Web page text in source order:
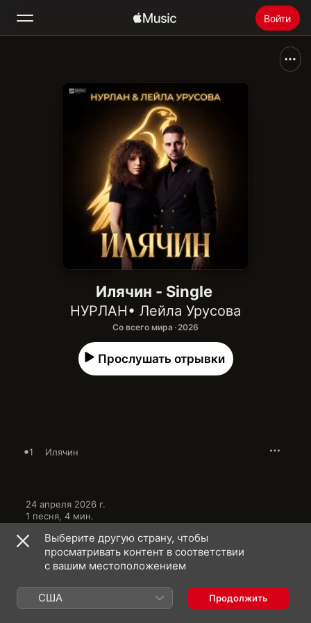
Войти
Главная
Установить Apple Music
Илячин - Single
НУРЛАН• Лейла Урусова
Со всего мира · 2026
Прослушать отрывки
1 Илячин
24 апреля 2026 г.
1 песня, 4 мин.
НУРЛАН: еще
Выберите другую страну, чтобы
просматривать контент в соответствии
с вашим местоположением
США Продолжить